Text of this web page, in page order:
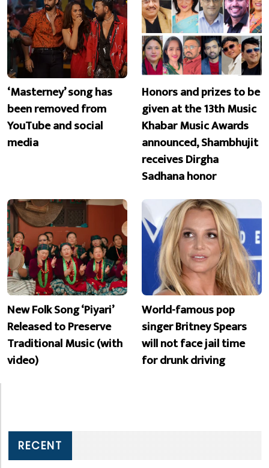
‘Masterney’ song has
been removed from
YouTube and social
media
Honors and prizes to be
given at the 13th Music
Khabar Music Awards
announced, Shambhujit
receives Dirgha
Sadhana honor
New Folk Song ‘Piyari’
Released to Preserve
Traditional Music (with
video)
World-famous pop
singer Britney Spears
will not face jail time
for drunk driving
RECENT